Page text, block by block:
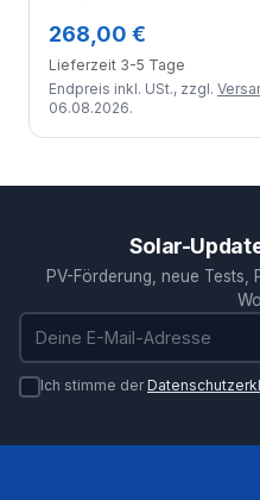
268,00 €
Lieferzeit 3-5 Tage
Endpreis inkl. USt., zzgl.
06.08.2026.
Solar-
PV-Förderung, neue Tests,
E-Mail-Adresse
Ich stimme der